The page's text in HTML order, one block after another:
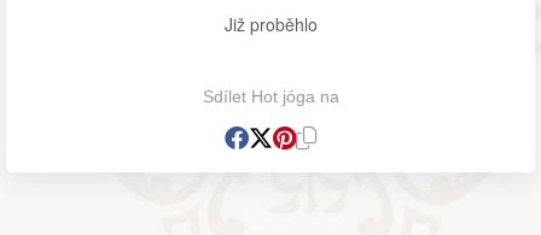
Již proběhlo
Sdílet Hot jóga na